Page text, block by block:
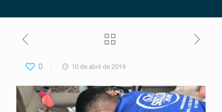
0 10 de abril de 2019